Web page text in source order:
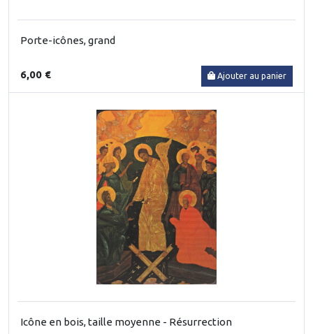
Porte-icônes, grand
6,00 € Ajouter au panier
Icône en bois, taille moyenne - Résurrection